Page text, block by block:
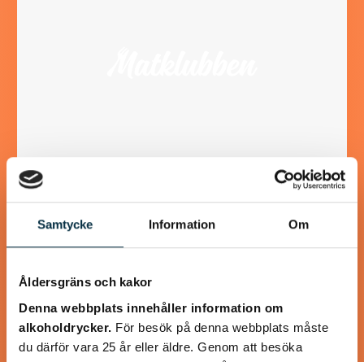
Samtycke Information Om
Åldersgräns och kakor
Denna webbplats innehåller information om
alkoholdrycker. För besök på denna webbplats måste
du därför vara 25 år eller äldre. Genom att besöka
Paleo oxjärpar med
grönsaksspagetti
och svamp. Goda att ha som lunch, middag eller mellanmål.